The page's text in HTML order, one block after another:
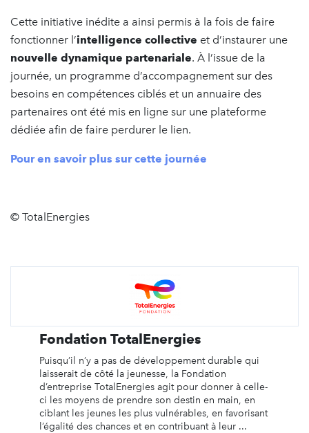
Cette initiative inédite a ainsi permis à la fois de faire
fonctionner l’intelligence collective et d’instaurer une
nouvelle dynamique partenariale. À l’issue de la
journée, un programme d’accompagnement sur des
besoins en compétences ciblés et un annuaire des
partenaires ont été mis en ligne sur une plateforme
dédiée afin de faire perdurer le lien.
Pour en savoir plus sur cette journée
© TotalEnergies
Fondation TotalEnergies
Puisqu’il n’y a pas de développement durable qui
laisserait de côté la jeunesse, la Fondation
d’entreprise TotalEnergies agit pour donner à celle-
ci les moyens de prendre son destin en main, en
ciblant les jeunes les plus vulnérables, en favorisant
l’égalité des chances et en contribuant à leur ...